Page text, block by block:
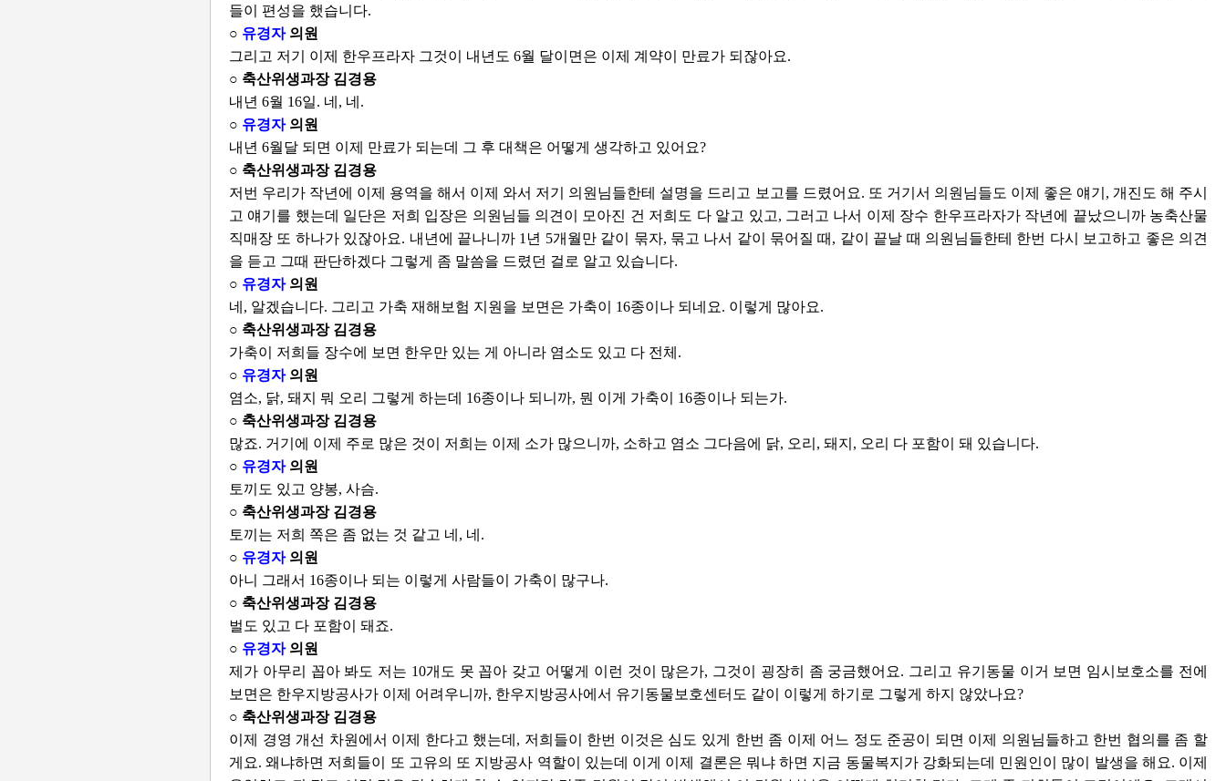
들이 편성을 했습니다.
○ 유경자의원
그리고 저기 이제 한우프라자 그것이 내년도 6월 달이면은 이제 계약이 만료가 되잖아요.
○ 축산위생과장 김경용
내년 6월 16일. 네, 네.
○ 유경자의원
내년 6월달 되면 이제 만료가 되는데 그 후 대책은 어떻게 생각하고 있어요?
○ 축산위생과장 김경용
저번 우리가 작년에 이제 용역을 해서 이제 와서 저기 의원님들한테 설명을 드리고 보고를 드렸어요. 또 거기서 의원님들도 이제 좋은 얘기, 개진도 해 주시
고 얘기를 했는데 일단은 저희 입장은 의원님들 의견이 모아진 건 저희도 다 알고 있고, 그러고 나서 이제 장수 한우프라자가 작년에 끝났으니까 농축산물
직매장 또 하나가 있잖아요. 내년에 끝나니까 1년 5개월만 같이 묶자, 묶고 나서 같이 묶어질 때, 같이 끝날 때 의원님들한테 한번 다시 보고하고 좋은 의견
을 듣고 그때 판단하겠다 그렇게 좀 말씀을 드렸던 걸로 알고 있습니다.
○ 유경자의원
네, 알겠습니다. 그리고 가축 재해보험 지원을 보면은 가축이 16종이나 되네요. 이렇게 많아요.
○ 축산위생과장 김경용
가축이 저희들 장수에 보면 한우만 있는 게 아니라 염소도 있고 다 전체.
○ 유경자의원
염소, 닭, 돼지 뭐 오리 그렇게 하는데 16종이나 되니까, 뭔 이게 가축이 16종이나 되는가.
○ 축산위생과장 김경용
많죠. 거기에 이제 주로 많은 것이 저희는 이제 소가 많으니까, 소하고 염소 그다음에 닭, 오리, 돼지, 오리 다 포함이 돼 있습니다.
○ 유경자의원
토끼도 있고 양봉, 사슴.
○ 축산위생과장 김경용
토끼는 저희 쪽은 좀 없는 것 같고 네, 네.
○ 유경자의원
아니 그래서 16종이나 되는 이렇게 사람들이 가축이 많구나.
○ 축산위생과장 김경용
벌도 있고 다 포함이 돼죠.
○ 유경자의원
제가 아무리 꼽아 봐도 저는 10개도 못 꼽아 갖고 어떻게 이런 것이 많은가, 그것이 굉장히 좀 궁금했어요. 그리고 유기동물 이거 보면 임시보호소를 전에
보면은 한우지방공사가 이제 어려우니까, 한우지방공사에서 유기동물보호센터도 같이 이렇게 하기로 그렇게 하지 않았나요?
○ 축산위생과장 김경용
이제 경영 개선 차원에서 이제 한다고 했는데, 저희들이 한번 이것은 심도 있게 한번 좀 이제 어느 정도 준공이 되면 이제 의원님들하고 한번 협의를 좀 할
게요. 왜냐하면 저희들이 또 고유의 또 지방공사 역할이 있는데 이게 이제 결론은 뭐냐 하면 지금 동물복지가 강화되는데 민원인이 많이 발생을 해요. 이제